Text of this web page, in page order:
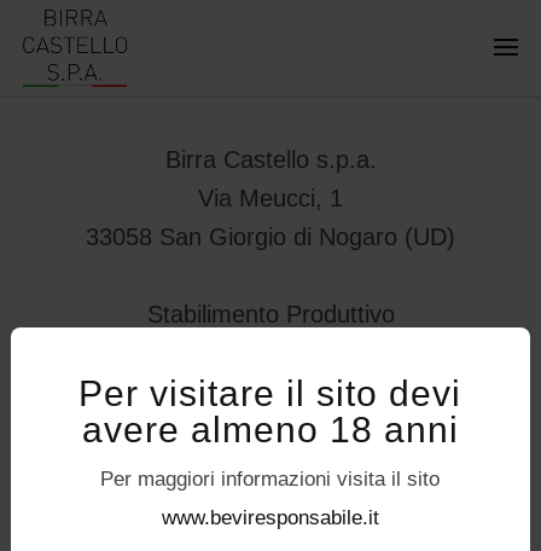
Birra Castello s.p.a.
Via Meucci, 1
33058 San Giorgio di Nogaro (UD)
Stabilimento Produttivo
32034 – Pedavena (BL)
servizioconsumatori@birracastello.it
Seguici su
P.I. 01994920302
Per visitare il sito devi
avere almeno 18 anni
Per maggiori informazioni visita il sito
www.beviresponsabile.it